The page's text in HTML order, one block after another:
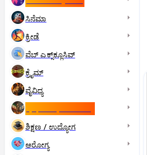
ಸಿನೆಮಾ
ಕ್ರೀಡೆ
ವೆಬ್ ಎಕ್ಸ್‌ಕ್ಲೂಸಿವ್
ಕ್ರೈಮ್
ವೈವಿಧ್ಯ
ಶಿಕ್ಷಣ / ಉದ್ಯೋಗ
ಆರೋಗ್ಯ